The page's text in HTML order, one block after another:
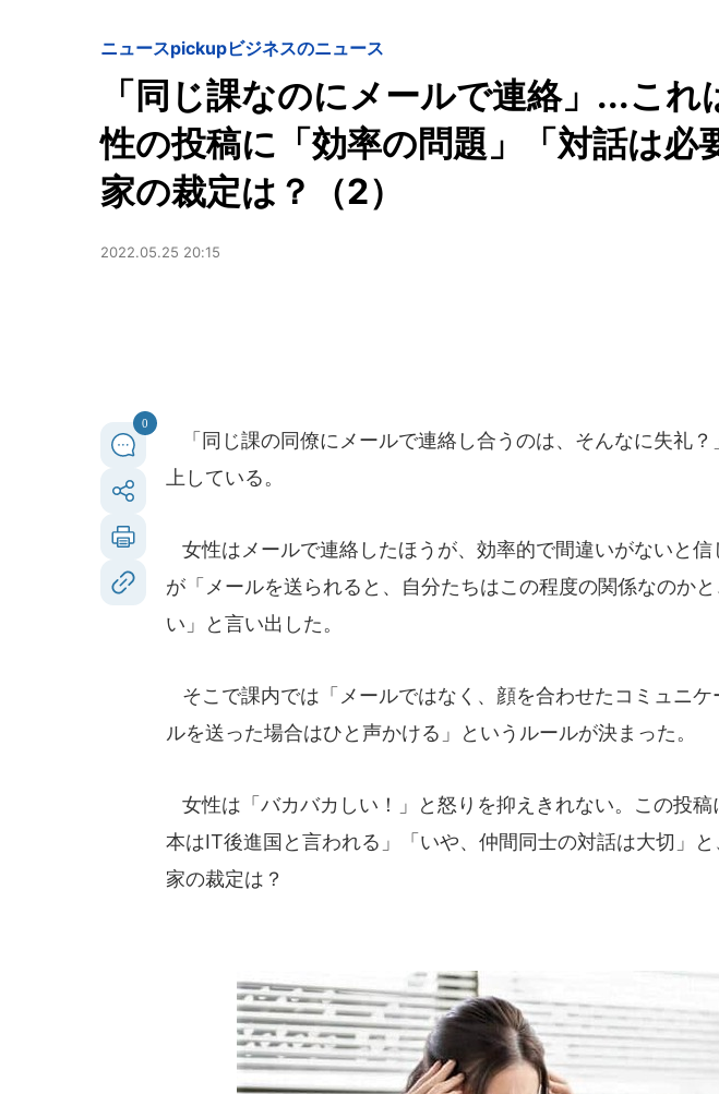
ニュースpickupビジネスのニュース
「同じ課なのにメールで連絡」...これ
性の投稿に「効率の問題」「対話は必
家の裁定は？（2）
2022.05.25 20:15
0
「同じ課の同僚にメールで連絡し合うのは、そんなに失礼？
上している。
女性はメールで連絡したほうが、効率的で間違いがないと信
が「メールを送られると、自分たちはこの程度の関係なのか
い」と言い出した。
そこで課内では「メールではなく、顔を合わせたコミュニ
ルを送った場合はひと声かける」というルールが決まった。
女性は「バカバカしい！」と怒りを抑えきれない。この投稿
本はIT後進国と言われる」「いや、仲間同士の対話は大切」
家の裁定は？